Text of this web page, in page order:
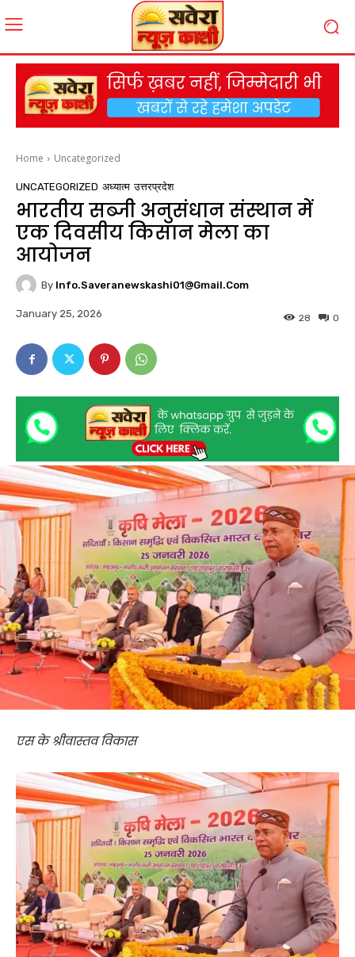
Home Uncategorized
UNCATEGORIZED अध्यात्म उत्तरप्रदेश
भारतीय सब्जी अनुसंधान संस्थान में
एक दिवसीय किसान मेला का
आयोजन
By Info.saveranewskashi01@gmail.com
January 25, 2026 0
28
एस के श्रीवास्तव विकास